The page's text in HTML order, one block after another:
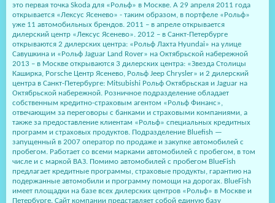
это первая точка Skoda для «Рольф» в Москве. А 29 апреля 2011 года
открывается «Лексус Ясенево» - таким образом, в портфеле «Рольф»
уже 11 автомобильных брендов. 2011 – в апреле открывается
дилерский центр «Лексус Ясенево». 2012 – в Санкт-Петербурге
открываются 2 дилерских центра: «Рольф Лахта Hyundai» на улице
Савушкина и «Рольф Jaguar Land Rover» на Октябрьской набережной
2013 – в Москве открываются 3 дилерских центра: «Звезда Столицы
Каширка, Porsche Центр Ясенево, Рольф Jeep Chrysler» и 2 дилерский
центра в Санкт-Петербурге: Mitsubishi Рольф Октябрьская и Jaguar на
Октябрьской набережной. Розничное подразделение обладает
собственным кредитно-страховым агентом «Рольф Финанс»,
отвечающим за переговоры с банками и страховыми компаниями, а
также за предоставление клиентам «Рольф» специальных кредитных
программ и страховых продуктов. Подразделение Bluefish —
запущенный в 2007 оператор по продаже и закупке автомобилей с
пробегом. Работает со всеми марками автомобилей с пробегом, в том
числе и с маркой ВАЗ. Помимо автомобилей с пробегом BlueFish
предлагает кредитные программы, страховые продукты, гарантию на
подержанные автомобили и программу помощи на дорогах. BlueFish
имеет площадки на базе всех дилерских центров «Рольф» в Москве и
Петербурге. Сайт компании представляет собой единую базу